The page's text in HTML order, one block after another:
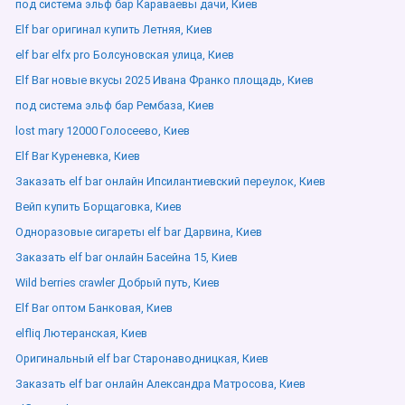
под система эльф бар Караваевы дачи, Киев
Elf bar оригинал купить Летняя, Киев
elf bar elfx pro Болсуновская улица, Киев
Elf Bar новые вкусы 2025 Ивана Франко площадь, Киев
под система эльф бар Рембаза, Киев
lost mary 12000 Голосеево, Киев
Elf Bar Куреневка, Киев
Заказать elf bar онлайн Ипсилантиевский переулок, Киев
Вейп купить Борщаговка, Киев
Одноразовые сигареты elf bar Дарвина, Киев
Заказать elf bar онлайн Басейна 15, Киев
Wild berries crawler Добрый путь, Киев
Elf Bar оптом Банковая, Киев
elfliq Лютеранская, Киев
Оригинальный elf bar Старонаводницкая, Киев
Заказать elf bar онлайн Александра Матросова, Киев